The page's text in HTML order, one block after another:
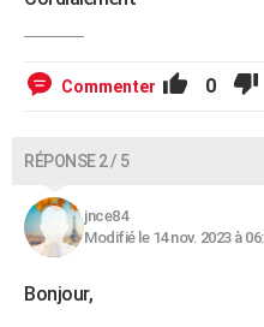
Commenter 0
RÉPONSE 2 / 5
jnce84
Modifié le 14 nov. 2023 à
Bonjour,